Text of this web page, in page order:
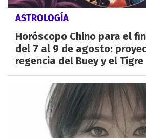
ASTROLOGÍA
Horóscopo Chino para el
del 7 al 9 de agosto:
regencia del Buey y el Tigre